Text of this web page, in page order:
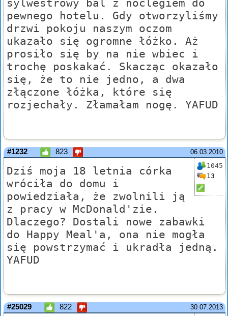
sylwestrowy bal z noclegiem do
pewnego hotelu. Gdy otworzyliśmy
drzwi pokoju naszym oczom
ukazało się ogromne łóżko. Aż
prosiło się by na nie wbiec i
trochę poskakać. Skacząc okazało
się, że to nie jedno, a dwa
złączone łóżka, które się
rozjechały. Złamałam nogę. YAFUD
06.03.2010
#1232 823
1045
13
Dziś moja 18 letnia córka
wróciła do domu i
powiedziała, że zwolnili ją
z pracy w McDonald'zie.
Dlaczego? Dostali nowe zabawki
do Happy Meal'a, ona nie mogła
się powstrzymać i ukradła jedną.
YAFUD
30.07.2013
#25029 822